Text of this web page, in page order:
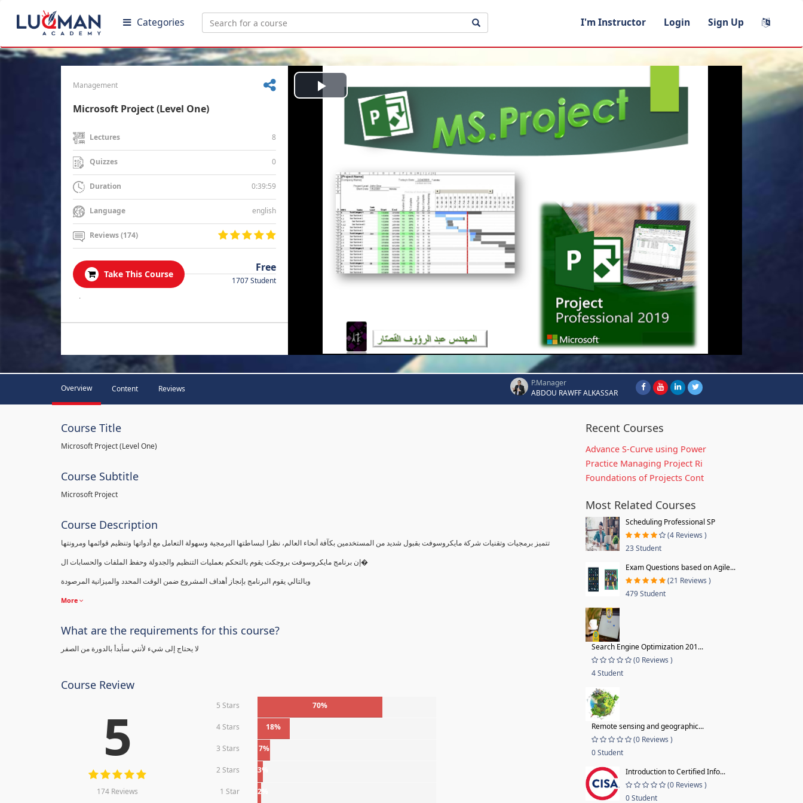
Categories I'm Instructor Login Sign Up
Management
Microsoft Project (Level One)
Lectures 8
Quizzes 0
Duration 0:39:59
Language english
Reviews (174)
Take This Course
Free
1707 Student
.
Play
Video
Overview Content Reviews
P.Manager
ABDOU RAWFF ALKASSAR
Course Title
Microsoft Project (Level One)
Course Subtitle
Microsoft Project
Course Description
إن برنامج مايكروسوفت بروجكت يقوم بالتحكم بعمليات التنظيم والجدولة وحفظ الملفات والحسابات ال�
وبالتالي يقوم البرنامج بإنجاز أهداف المشروع ضمن الوقت المحدد والميزانية المرصودة
More
What are the requirements for this course?
لا يحتاج إلى شيء لأنني سأبدأ بالدورة من الصفر
Course Review
5
174 Reviews
5 Stars 70%
4 Stars 18%
3 Stars 7%
2 Stars 3%
1 Star 2%
Recent Courses
Advance S-Curve using Power
Practice Managing Project Ri
Foundations of Projects Cont
Most Related Courses
Scheduling Professional SP
(4 Reviews )
23 Student
Exam Questions based on Agile...
(21 Reviews )
479 Student
Search Engine Optimization 201...
(0 Reviews )
4 Student
Remote sensing and geographic...
(0 Reviews )
0 Student
Introduction to Certified Info...
(0 Reviews )
0 Student